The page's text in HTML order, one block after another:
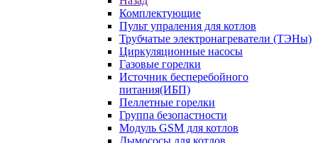
Комплектующие
Пульт упраления для котлов
Трубчатые электронагреватели (ТЭНы)
Циркуляционные насосы
Газовые горелки
Источник бесперебойного
питания(ИБП)
Пеллетные горелки
Группа безопастности
Модуль GSM для котлов
Дымососы для котлов